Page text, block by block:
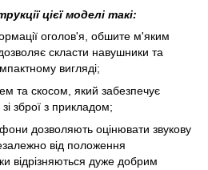
цієї моделі такі:
оголов'я, обшите м'яким
скласти навушники та
вигляді;
та скосом, який забезпечує
зброї з прикладом;
дозволяють оцінювати звукову
від положення
відрізняються дуже добрим